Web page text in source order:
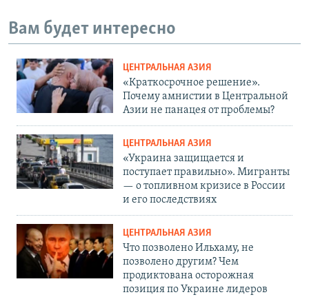
Вам будет интересно
ЦЕНТРАЛЬНАЯ АЗИЯ
«Краткосрочное решение».
Почему амнистии в Центральной
Азии не панацея от проблемы?
ЦЕНТРАЛЬНАЯ АЗИЯ
«Украина защищается и
поступает правильно». Мигранты
— о топливном кризисе в России
и его последствиях
ЦЕНТРАЛЬНАЯ АЗИЯ
Что позволено Ильхаму, не
позволено другим? Чем
продиктована осторожная
позиция по Украине лидеров